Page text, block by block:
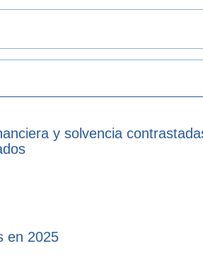
y solvencia
en 2025